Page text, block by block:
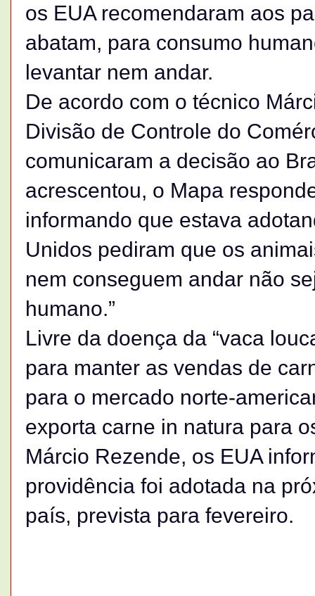
os EUA recomendaram aos
abatam, para consumo
levantar nem andar.
De acordo com o técnico
Divisão de Controle do
comunicaram a decisão ao
acrescentou, o Mapa
informando que estava
Unidos pediram que os
nem conseguem andar não
humano.”
Livre da doença da “vaca
para manter as vendas de
para o mercado norte-
exporta carne in natura para
Márcio Rezende, os EUA
providência foi adotada na
país, prevista para fevereiro.